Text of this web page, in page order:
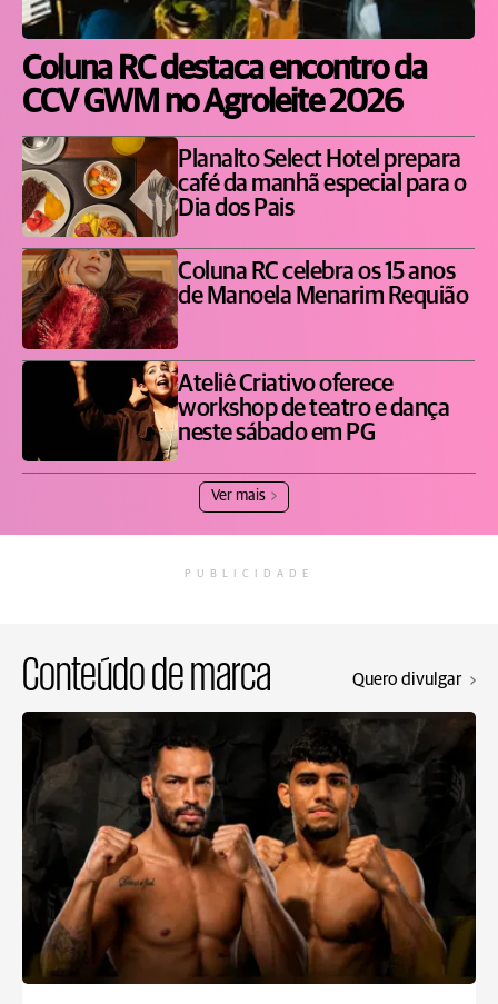
Coluna RC destaca encontro da
CCV GWM no Agroleite 2026
Planalto Select Hotel prepara
café da manhã especial para o
Dia dos Pais
Coluna RC celebra os 15 anos
de Manoela Menarim Requião
Ateliê Criativo oferece
workshop de teatro e dança
neste sábado em PG
Ver mais
PUBLICIDADE
Conteúdo de marca Quero divulgar